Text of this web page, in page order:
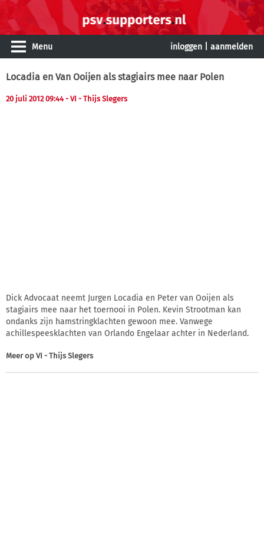
Menu inloggen aanmelden
Locadia en Van Ooijen als stagiairs mee naar Polen
20 juli 2012 09:44 - VI - Thijs Slegers
Dick Advocaat neemt Jurgen Locadia en Peter van Ooijen als
stagiairs mee naar het toernooi in Polen. Kevin Strootman kan
ondanks zijn hamstringklachten gewoon mee. Vanwege
achillespeesklachten van Orlando Engelaar achter in Nederland.
Meer op VI - Thijs Slegers